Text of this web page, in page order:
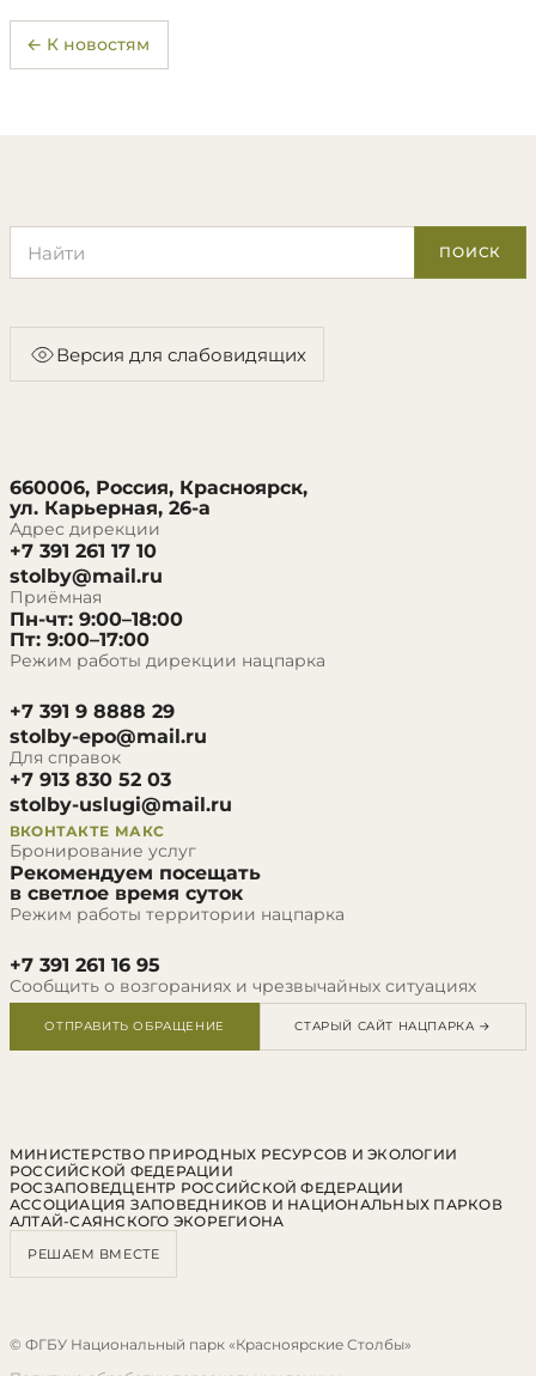
← К новостям
ПОИСК
Версия для слабовидящих
660006, Россия, Красноярск,
ул. Карьерная, 26-а
Адрес дирекции
+7 391 261 17 10
stolby@mail.ru
Приёмная
Пн-чт: 9:00–18:00
Пт: 9:00–17:00
Режим работы дирекции нацпарка
+7 391 9 8888 29
stolby-epo@mail.ru
Для справок
+7 913 830 52 03
stolby-uslugi@mail.ru
ВКОНТАКТЕ МАКС
Бронирование услуг
Рекомендуем посещать
в светлое время суток
Режим работы территории нацпарка
+7 391 261 16 95
Сообщить о возгораниях и чрезвычайных ситуациях
ОТПРАВИТЬ ОБРАЩЕНИЕ СТАРЫЙ САЙТ НАЦПАРКА →
МИНИСТЕРСТВО ПРИРОДНЫХ РЕСУРСОВ И ЭКОЛОГИИ
РОССИЙСКОЙ ФЕДЕРАЦИИ
РОСЗАПОВЕДЦЕНТР РОССИЙСКОЙ ФЕДЕРАЦИИ
АССОЦИАЦИЯ ЗАПОВЕДНИКОВ И НАЦИОНАЛЬНЫХ ПАРКОВ
АЛТАЙ-САЯНСКОГО ЭКОРЕГИОНА
РЕШАЕМ ВМЕСТЕ
© ФГБУ Национальный парк «Красноярские Столбы»